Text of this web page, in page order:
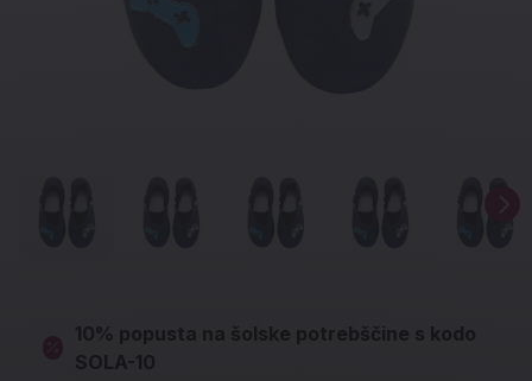
10% popusta na šolske potrebščine s kodo
SOLA-10